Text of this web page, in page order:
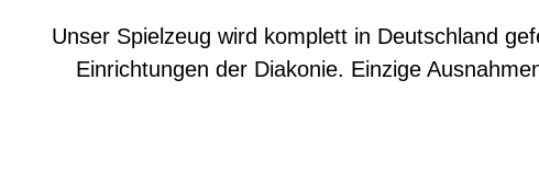
Unser Spielzeug wird komplett in Deutschland
Einrichtungen der Diakonie. Einzige